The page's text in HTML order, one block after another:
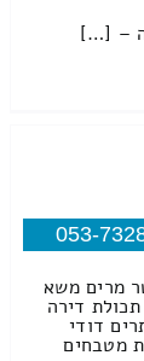
– […]
053-
משא עד 33 מטר מרים משא
10 קומות: תכולת דירה
דודי
מטבחים